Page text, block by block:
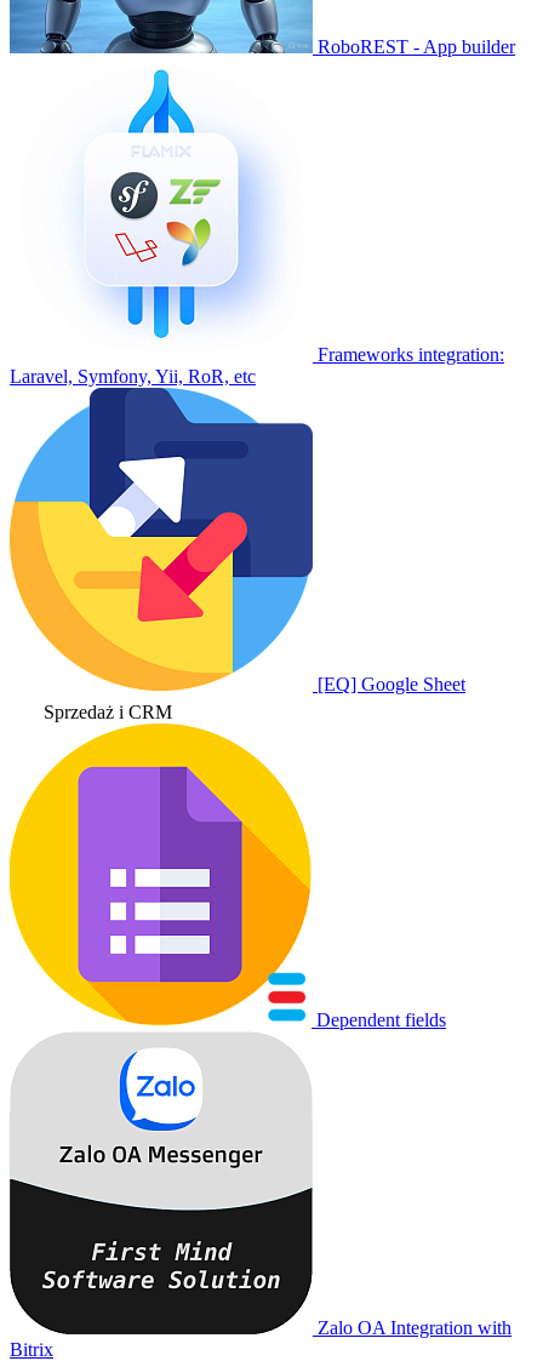
RoboREST - App builder
Frameworks integration:
Laravel, Symfony, Yii, RoR, etc
[EQ] Google Sheet
Sprzedaż i CRM
Dependent fields
Zalo OA Integration with
Bitrix